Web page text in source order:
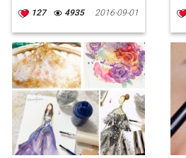
127 4935 2016-09-01